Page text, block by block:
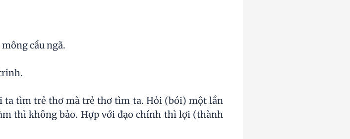
cầu ngã.
ta tìm trẻ thơ mà trẻ thơ tìm ta. Hỏi (bói) một lần
thì không bảo. Hợp với đạo chính thì lợi (thành